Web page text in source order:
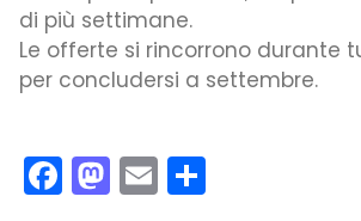
di più settimane.
Le offerte si rincorrono durante
per concludersi a settembre.
Facebook
Mastodon
Email